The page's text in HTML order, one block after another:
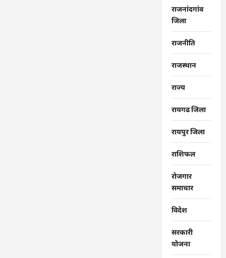
राजनांदगांव
जिला
राजनीति
राजस्थान
राज्‍य
रायगढ जिला
रायपुर जिला
राशिफल
रोजगार
समाचार
विदेश
सरकारी
योजना